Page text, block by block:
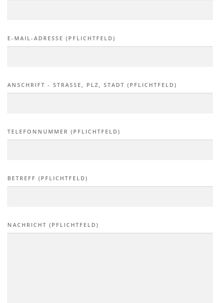
E-MAIL-ADRESSE (PFLICHTFELD)
ANSCHRIFT - STRASSE, PLZ, STADT (PFLICHTFELD)
TELEFONNUMMER (PFLICHTFELD)
BETREFF (PFLICHTFELD)
NACHRICHT (PFLICHTFELD)